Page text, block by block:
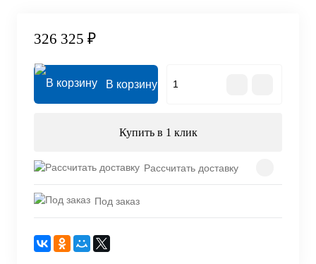
326 325 ₽
В корзину
Купить в 1 клик
Рассчитать доставку
Под заказ